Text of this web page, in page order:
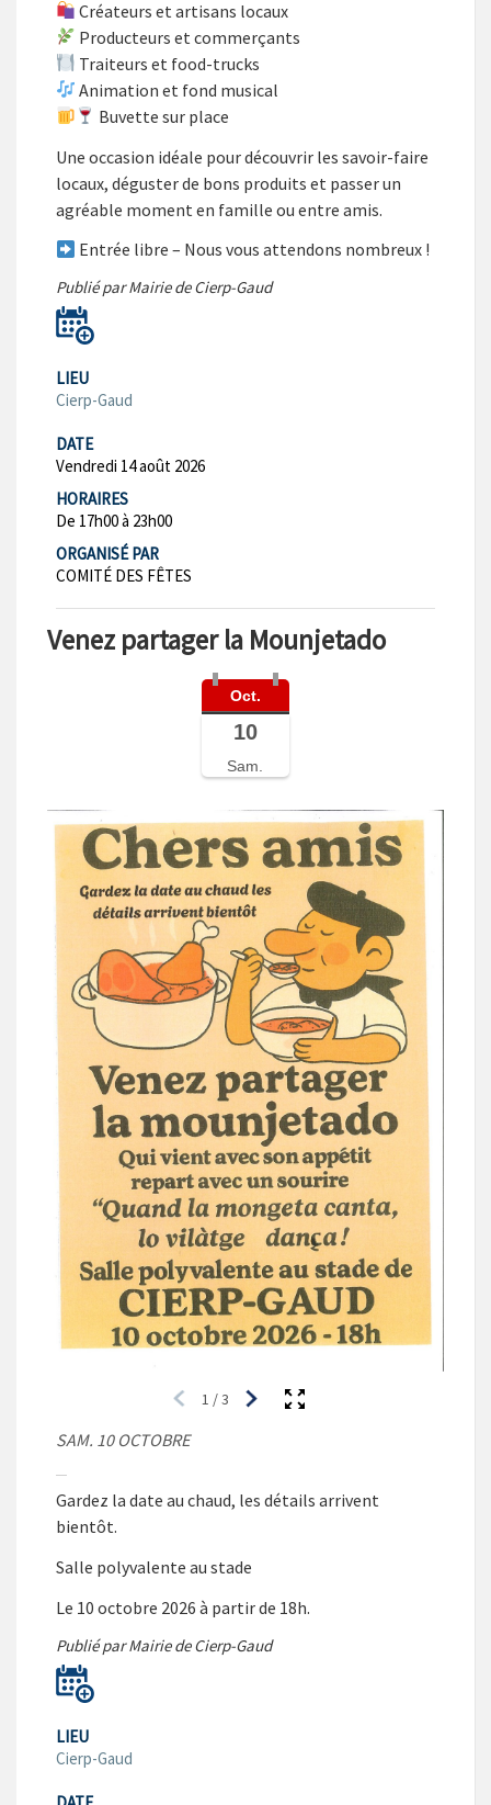
Créateurs et artisans locaux
Producteurs et commerçants
Traiteurs et food-trucks
Animation et fond musical
Buvette sur place
Une occasion idéale pour découvrir les savoir-faire
locaux, déguster de bons produits et passer un
agréable moment en famille ou entre amis.
Entrée libre – Nous vous attendons nombreux !
Publié par Mairie de Cierp-Gaud
LIEU
Cierp-Gaud
DATE
Vendredi 14 août 2026
HORAIRES
De 17h00 à 23h00
ORGANISÉ PAR
COMITÉ DES FÊTES
Venez partager la Mounjetado
Oct.
10
Sam.
1 /3
SAM. 10 OCTOBRE
Gardez la date au chaud, les détails arrivent
bientôt.
Salle polyvalente au stade
Le 10 octobre 2026 à partir de 18h.
Publié par Mairie de Cierp-Gaud
LIEU
Cierp-Gaud